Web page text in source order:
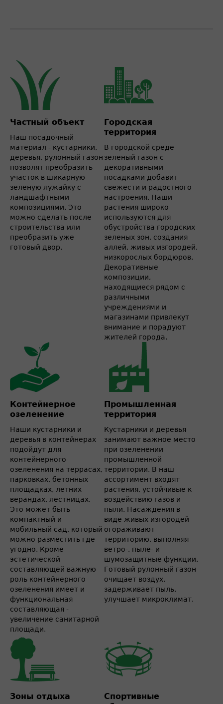
Частный объект
Наш посадочный
материал - кустарники,
деревья, рулонный газон
позволят преобразить
участок в шикарную
зеленую лужайку с
ландшафтными
композициями. Это
можно сделать после
строительства или
преобразить уже
готовый двор.
Городская
территория
В городской среде
зеленый газон с
декоративными
посадками добавит
свежести и радостного
настроения. Наши
растения широко
используются для
обустройства городских
зеленых зон, создания
аллей, живых изгородей,
низкорослых бордюров.
Декоративные
композиции,
находящиеся рядом с
различными
учреждениями и
магазинами привлекут
внимание и порадуют
жителей города.
Контейнерное
озеленение
Наши кустарники и
деревья в контейнерах
подойдут для
контейнерного
озеленения на террасах,
парковках, бетонных
площадках, летних
верандах, лестницах.
Это может быть
компактный и
мобильный сад, который
можно разместить где
угодно. Кроме
эстетической
составляющей важную
роль контейнерного
озеленения имеет и
функциональная
составляющая -
увеличение санитарной
площади.
Промышленная
территория
Кустарники и деревья
занимают важное место
при озеленении
промышленной
территории. В наш
ассортимент входят
растения, устойчивые к
воздействию газов и
пыли. Насаждения в
виде живых изгородей
огораживают
территорию, выполняя
ветро-, пыле- и
шумозащитные функции.
Готовый рулонный газон
очищает воздух,
задерживает пыль,
улучшает микроклимат.
Зоны отдыха
Спортивные